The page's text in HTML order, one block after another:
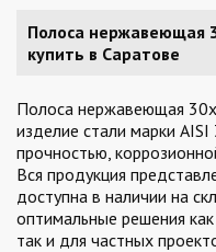
Полоса нержавеющая
купить в Саратове
Полоса нержавеющая
изделие стали марки
прочностью,
Вся продукция
доступна в наличии на
оптимальные решения
так и для частных